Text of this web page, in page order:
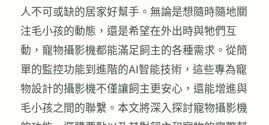
人不可或缺的居家好幫手。無論是想隨時隨地關
注毛小孩的動態，還是希望在外出時與牠們互
動，寵物攝影機都能滿足飼主的各種需求。從簡
單的監控功能到進階的AI智能技術，這些專為寵
物設計的攝影機不僅讓飼主更安心，還能增進與
毛小孩之間的聯繫。本文將深入探討寵物攝影機